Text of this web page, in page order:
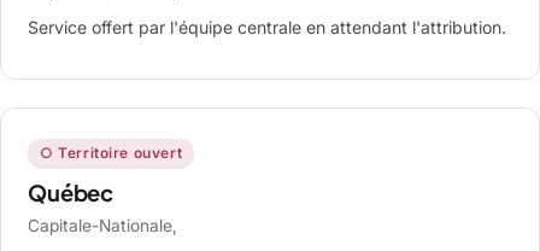
Service offert par l'équipe centrale en attendant l'attribution.
○ Territoire ouvert
Québec
Capitale-Nationale,